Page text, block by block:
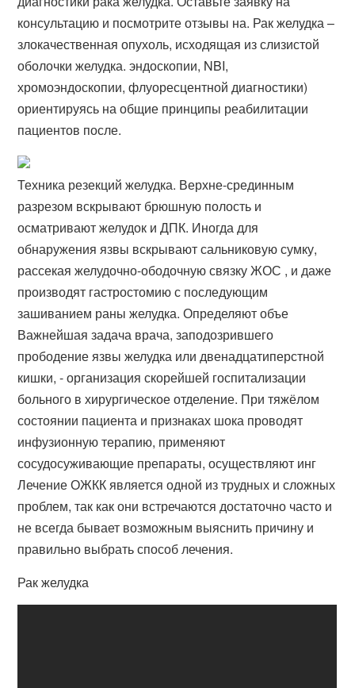
консультацию и посмотрите отзывы на. Рак желудка –
злокачественная опухоль, исходящая из слизистой
оболочки желудка. эндоскопии, NBI,
хромоэндоскопии, флуоресцентной диагностики​)
ориентируясь на общие принципы реабилитации
пациентов после.
Техника резекций желудка. Верхне-срединным
разрезом вскрывают брюшную полость и
осматривают желудок и ДПК. Иногда для
обнаружения язвы вскрывают сальниковую сумку,
рассекая желудочно-ободочную связку ЖОС , и даже
производят гастростомию с последующим
зашиванием раны желудка. Определяют объе
Важнейшая задача врача, заподозрившего
прободение язвы желудка или двенадцатиперстной
кишки, - организация скорейшей госпитализации
больного в хирургическое отделение. При тяжёлом
состоянии пациента и признаках шока проводят
инфузионную терапию, применяют
сосудосуживающие препараты, осуществляют инг
Лечение ОЖКК является одной из трудных и сложных
проблем, так как они встречаются достаточно часто и
не всегда бывает возможным выяснить причину и
правильно выбрать способ лечения.
Рак желудка